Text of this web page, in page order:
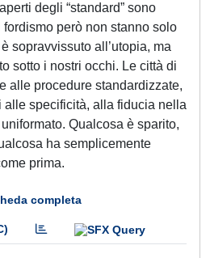
degli “standard” sono
però non stanno solo
sopravvissuto all’utopia, ma
sotto i nostri occhi. Le città di
alle procedure standardizzate,
alle specificità, alla fiducia nella
Qualcosa è sparito,
ha semplicemente
prima.
completa